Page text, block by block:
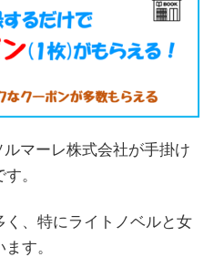
マーレ株式会社が手掛け
。
、特にライトノベルと女
す。